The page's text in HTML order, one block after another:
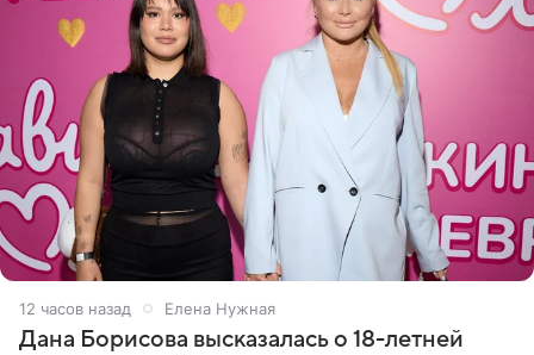
12 часов назад Елена Нужная
Дана Борисова высказалась о 18-летней